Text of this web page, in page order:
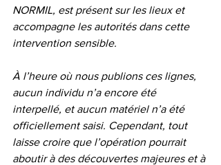
NORMIL, est présent sur les lieux et
accompagne les autorités dans cette
intervention sensible.
À l’heure où nous publions ces lignes,
aucun individu n’a encore été
interpellé, et aucun matériel n’a été
officiellement saisi. Cependant, tout
laisse croire que l’opération pourrait
aboutir à des découvertes majeures et à